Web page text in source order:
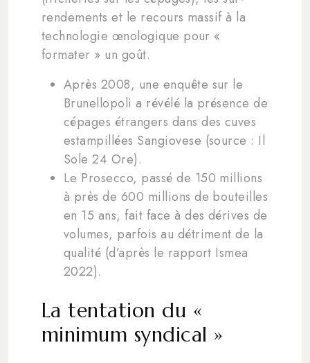
rendements et le recours massif à la
technologie œnologique pour «
formater » un goût.
Après 2008, une enquête sur le
Brunellopoli a révélé la présence de
cépages étrangers dans des cuves
estampillées Sangiovese (source : Il
Sole 24 Ore).
Le Prosecco, passé de 150 millions
à près de 600 millions de bouteilles
en 15 ans, fait face à des dérives de
volumes, parfois au détriment de la
qualité (d’après le rapport Ismea
2022).
La tentation du «
minimum syndical »